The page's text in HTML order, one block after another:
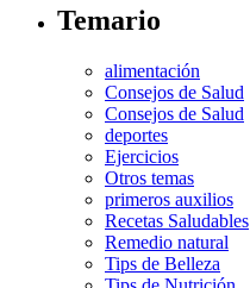
Temario
alimentación
Consejos de Salud
Consejos de Salud
deportes
Ejercicios
Otros temas
primeros auxilios
Recetas Saludables
Remedio natural
Tips de Belleza